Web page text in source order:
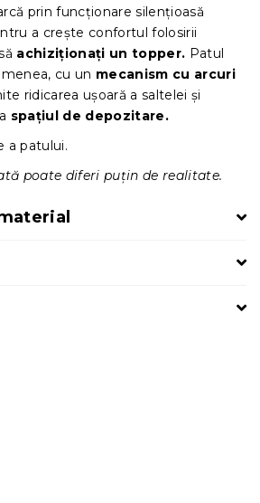
prin funcționare silențioasă
a crește confortul folosirii
achiziționați un topper. Patul
cu un mecanism cu arcuri
ridicarea ușoară a saltelei și
spațiul de depozitare.
a patului.
poate diferi puțin de realitate.